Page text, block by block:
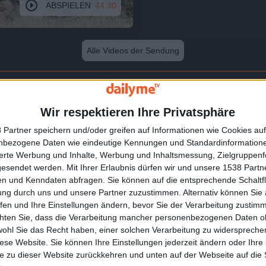
Wir respektieren Ihre Privatsphäre
Partner speichern und/oder greifen auf Informationen wie Cookies
Daten wie eindeutige Kennungen und
Werbung und Inhalte, Werbung und Inhaltsmessung,
werden.
Mit Ihrer Erlaubnis dürfen wir und unsere 1538
und Kenndaten abfragen. Sie können auf die entsprechende
durch uns und unsere Partner zuzustimmen. Alternativ können Sie
und Ihre Einstellungen ändern, bevor Sie der Verarbeitung
Sie, dass die Verarbeitung mancher personenbezogenen Daten
Sie das Recht haben, einer solchen Verarbeitung zu
Website. Sie können Ihre Einstellungen jederzeit ändern oder Ihre
zu dieser Website zurückkehren und unten auf der Webseite auf die
ABSPIELEN 44:30
Alle Videos der Sendung
44:30
die größten Knochenfische der Erde.
vor, dennoch ist so gut wie nichts
Der Elefantenmann
Mit 12 lief Chris Gallucci von zu Hause
spielte sich am Rande der Gesellschaft
riesigen Elefantenbullen Timbo trifft.